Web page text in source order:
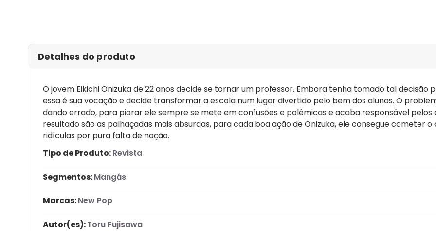
Detalhes do produto
O jovem Eikichi Onizuka de 22 anos decide se tornar um professor. Embora tenha tomado tal decisão
essa é sua vocação e decide transformar a escola num lugar divertido pelo bem dos alunos. O
dando errado, para piorar ele sempre se mete em confusões e polêmicas e acaba responsável pelos
resultado são as palhaçadas mais absurdas, para cada boa ação de Onizuka, ele consegue cometer
ridículas por pura falta de noção.
Tipo de Produto:Revista
Segmentos:Mangás
Marcas:New Pop
Autor(es):Toru Fujisawa